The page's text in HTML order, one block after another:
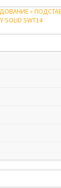
»
SWT14